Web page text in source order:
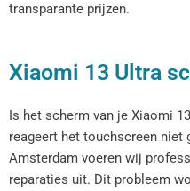
transparante prijzen.
Xiaomi 13 Ultra
Is het scherm van je Xiaomi
reageert het touchscreen niet
Amsterdam voeren wij
reparaties uit. Dit probleem